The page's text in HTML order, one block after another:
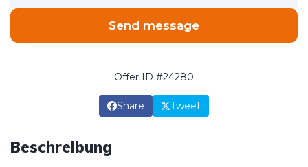
Send message
Offer ID #24280
Share Tweet
Beschreibung